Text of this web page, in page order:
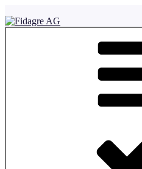
Inhalt
springen